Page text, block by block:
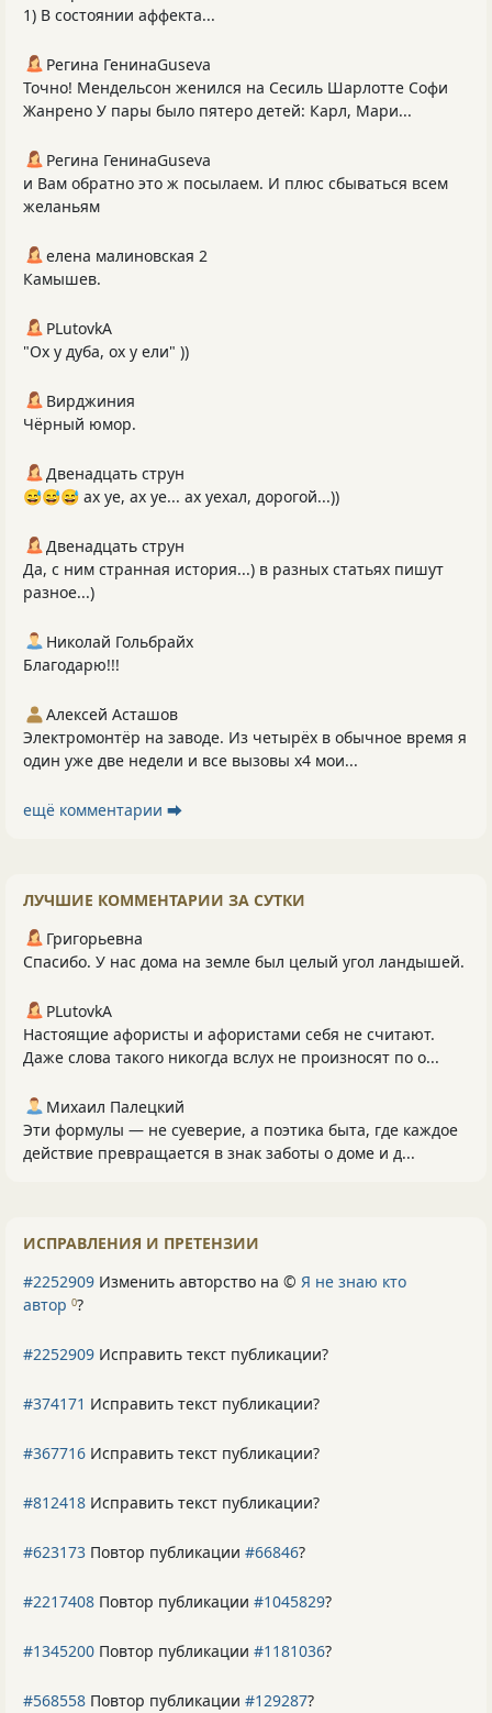
1) В состоянии аффекта...
Регина ГенинаGuseva
Точно! Мендельсон женился на Сесиль Шарлотте Софи
Жанрено У пары было пятеро детей: Карл, Мари...
Регина ГенинаGuseva
и Вам обратно это ж посылаем. И плюс сбываться всем
желаньям
елена малиновская 2
Камышев.
PLutоvkА
"Ох у дуба, ох у ели" ))
Вирджиния
Чёрный юмор.
Двенадцать струн
😅😅😅 ах уе, ах уе... ах уехал, дорогой...))
Двенадцать струн
Да, с ним странная история...) в разных статьях пишут
разное...)
Николай Гольбрайх
Благодарю!!!
Алексей Асташов
Электромонтёр на заводе. Из четырёх в обычное время я
один уже две недели и все вызовы х4 мои...
ещё комментарии ⮕
ЛУЧШИЕ КОММЕНТАРИИ ЗА СУТКИ
Григорьевна
Спасибо. У нас дома на земле был целый угол ландышей.
PLutоvkА
Настоящие афористы и афористами себя не считают.
Даже слова такого никогда вслух не произносят по о...
Михаил Палецкий
Эти формулы — не суеверие, а поэтика быта, где каждое
действие превращается в знак заботы о доме и д...
ИСПРАВЛЕНИЯ И ПРЕТЕНЗИИ
#2252909 Изменить авторство на © Я не знаю кто
автор 0?
#2252909 Исправить текст публикации?
#374171 Исправить текст публикации?
#367716 Исправить текст публикации?
#812418 Исправить текст публикации?
#623173 Повтор публикации #66846?
#2217408 Повтор публикации #1045829?
#1345200 Повтор публикации #1181036?
#568558 Повтор публикации #129287?